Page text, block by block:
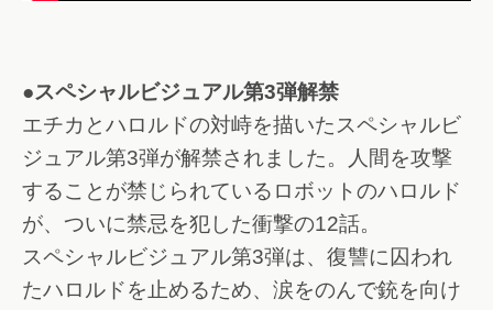
●スペシャルビジュアル第3弾解禁
エチカとハロルドの対峙を描いたスペシャルビ
ジュアル第3弾が解禁されました。人間を攻撃
することが禁じられているロボットのハロルド
が、ついに禁忌を犯した衝撃の12話。
スペシャルビジュアル第3弾は、復讐に囚われ
たハロルドを止めるため、涙をのんで銃を向け